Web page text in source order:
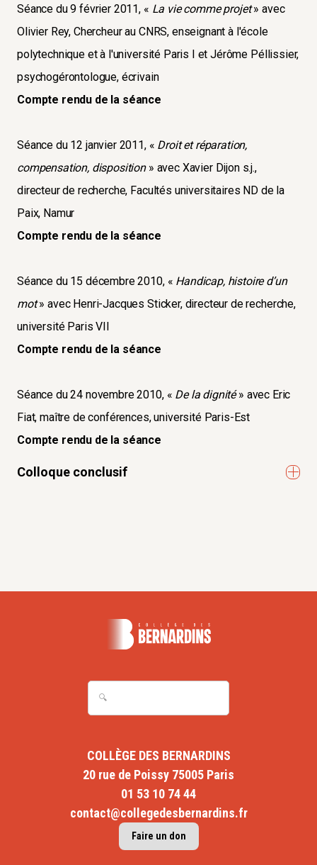
Séance du 9 février 2011, « La vie comme projet» avec
Olivier Rey, Chercheur au CNRS, enseignant à l'école
polytechnique et à l'université Paris I et Jérôme Péllissier,
psychogérontologue, écrivain
Compte rendu de la séance
Séance du 12 janvier 2011, « Droit et réparation,
compensation, disposition » avec Xavier Dijon s.j.,
directeur de recherche, Facultés universitaires ND de la
Paix, Namur
Compte rendu de la séance
Séance du 15 décembre 2010, « Handicap, histoire d’un
mot» avec Henri-Jacques Sticker, directeur de recherche,
université Paris VII
Compte rendu de la séance
Séance du 24 novembre 2010, « De la dignité» avec Eric
Fiat, maître de conférences, université Paris-Est
Compte rendu de la séance
Colloque conclusif
parfaite, vie handicapée- Les 29, 30 et 31 mars 2012.
Ce colloque vient conclure un travail de recherche de deux
années en partenariat avec : l’université Paris-Est Marne-
Hospitaliers et d’Aide à la Personne (FEHAP).
nous questionne. Bien des réponses actuelles sont
ambivalentes : une société solidaire mais aussi
individualiste, une médecine réparatrice mais aussi
créatrice de handicaps, préventive mais aussi sélective,
un idéal d’égalité mais aussi de maîtrise. Tout être humain
COLLÈGE DES BERNARDINS
20 rue de Poissy 75005 Paris
01 53 10 74 44
contact@collegedesbernardins.fr
Faire un don